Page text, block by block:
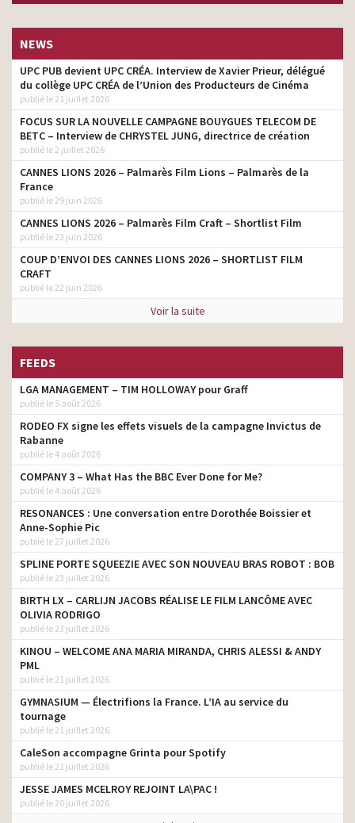
NEWS
UPC PUB devient UPC CRÉA. Interview de Xavier Prieur, délégué
du collège UPC CRÉA de l’Union des Producteurs de Cinéma
publié le 21 juillet 2026
FOCUS SUR LA NOUVELLE CAMPAGNE BOUYGUES TELECOM DE
BETC – Interview de CHRYSTEL JUNG, directrice de création
publié le 2 juillet 2026
CANNES LIONS 2026 – Palmarès Film Lions – Palmarès de la
France
publié le 29 juin 2026
CANNES LIONS 2026 – Palmarès Film Craft – Shortlist Film
publié le 23 juin 2026
COUP D’ENVOI DES CANNES LIONS 2026 – SHORTLIST FILM
CRAFT
publié le 22 juin 2026
Voir la suite
FEEDS
LGA MANAGEMENT – TIM HOLLOWAY pour Graff
publié le 5 août 2026
RODEO FX signe les effets visuels de la campagne Invictus de
Rabanne
publié le 4 août 2026
COMPANY 3 – What Has the BBC Ever Done for Me?
publié le 4 août 2026
RESONANCES : Une conversation entre Dorothée Boissier et
Anne-Sophie Pic
publié le 27 juillet 2026
SPLINE PORTE SQUEEZIE AVEC SON NOUVEAU BRAS ROBOT : BOB
publié le 23 juillet 2026
BIRTH LX – CARLIJN JACOBS RÉALISE LE FILM LANCÔME AVEC
OLIVIA RODRIGO
publié le 23 juillet 2026
KINOU – WELCOME ANA MARIA MIRANDA, CHRIS ALESSI & ANDY
PML
publié le 21 juillet 2026
GYMNASIUM — Électrifions la France. L’IA au service du
tournage
publié le 21 juillet 2026
CaleSon accompagne Grinta pour Spotify
publié le 21 juillet 2026
JESSE JAMES MCELROY REJOINT LA\PAC !
publié le 20 juillet 2026